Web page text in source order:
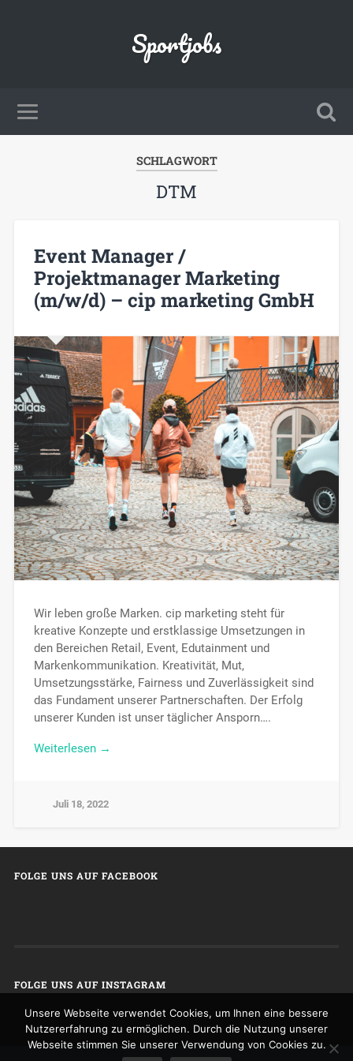
Sportjobs
SCHLAGWORT
DTM
Event Manager /
Projektmanager Marketing
(m/w/d) – cip marketing GmbH
Wir leben große Marken. cip marketing steht für
kreative Konzepte und erstklassige Umsetzungen in
den Bereichen Retail, Event, Edutainment und
Markenkommunikation. Kreativität, Mut,
Umsetzungsstärke, Fairness und Zuverlässigkeit sind
das Fundament unserer Partnerschaften. Der Erfolg
unserer Kunden ist unser täglicher Ansporn….
Weiterlesen →
Juli 18, 2022
FOLGE UNS AUF FACEBOOK
FOLGE UNS AUF INSTAGRAM
Unsere Webseite verwendet Cookies, um Ihnen eine bessere
Nutzererfahrung zu ermöglichen. Durch die Nutzung unserer
Webseite stimmen Sie unserer Verwendung von Cookies zu.